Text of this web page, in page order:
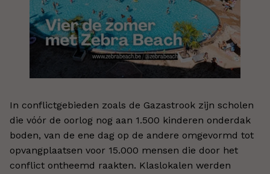
In conflictgebieden zoals de Gazastrook zijn scholen
die vóór de oorlog nog aan 1.500 kinderen onderdak
boden, van de ene dag op de andere omgevormd tot
opvangplaatsen voor 15.000 mensen die door het
conflict ontheemd raakten. Klaslokalen werden